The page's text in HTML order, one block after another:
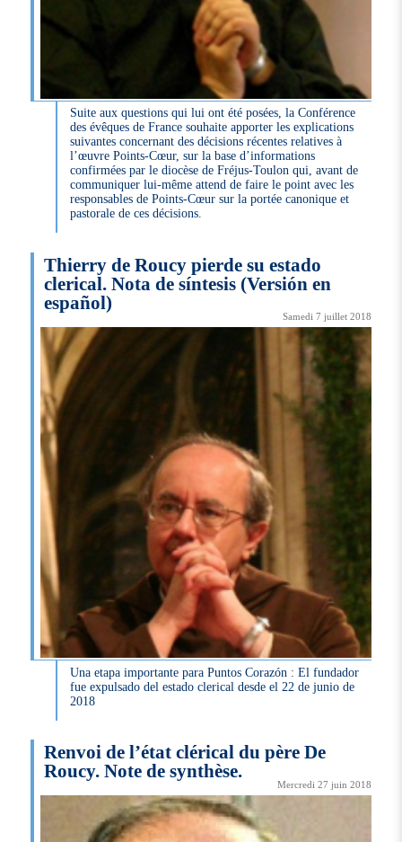
Suite aux questions qui lui ont été posées, la Conférence
des évêques de France souhaite apporter les explications
suivantes concernant des décisions récentes relatives à
l’œuvre Points-Cœur, sur la base d’informations
confirmées par le diocèse de Fréjus-Toulon qui, avant de
communiquer lui-même attend de faire le point avec les
responsables de Points-Cœur sur la portée canonique et
pastorale de ces décisions.
Thierry de Roucy pierde su estado
clerical. Nota de síntesis (Versión en
español)
Samedi 7 juillet 2018
Una etapa importante para Puntos Corazón : El fundador
fue expulsado del estado clerical desde el 22 de junio de
2018
Renvoi de l’état clérical du père De
Roucy. Note de synthèse.
Mercredi 27 juin 2018